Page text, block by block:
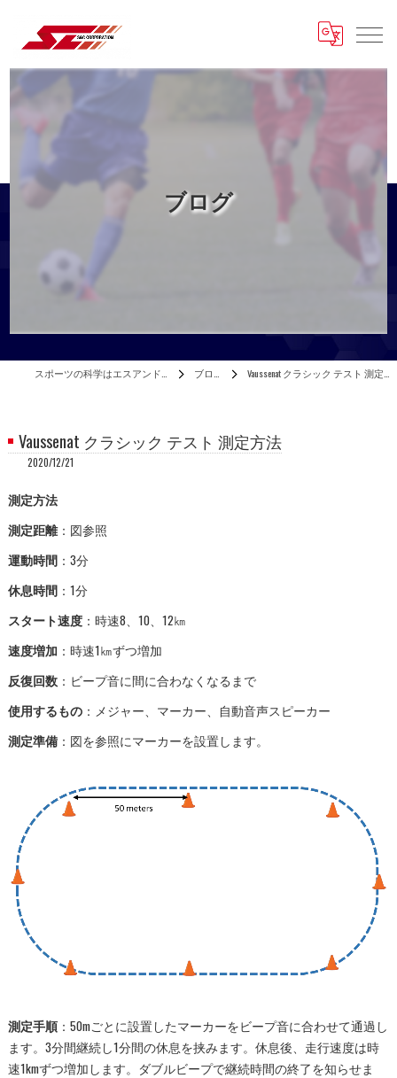
ブログ
ブログ Vaussenat クラシック テスト 測定方法
Vaussenat クラシック テスト 測定方法
2020/12/21
測定方法
測定距離：図参照
運動時間：3分
休息時間：1分
スタート速度：時速8、10、12㎞
速度増加 ：時速1㎞ずつ増加
反復回数：ビープ音に間に合わなくなるまで
使用するもの：メジャー、マーカー、自動音声スピーカー
測定準備：図を参照にマーカーを設置します。
測定手順：50mごとに設置したマーカーをビープ音に合わせて通過し
ます。3分間継続し1分間の休息を挟みます。休息後、走行速度は時
速1kmずつ増加します。ダブルビープで継続時間の終了を知らせま